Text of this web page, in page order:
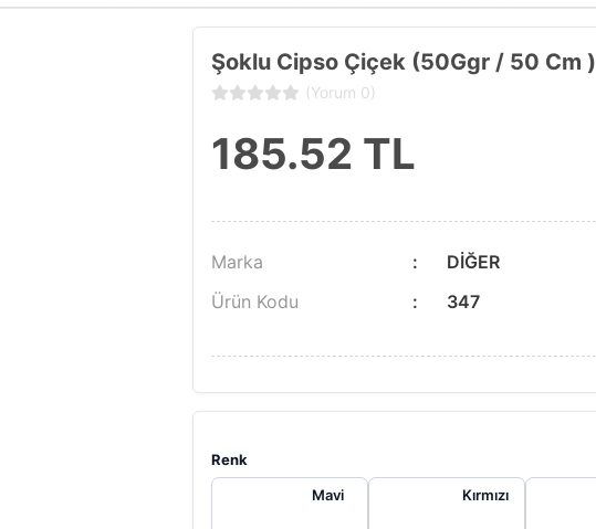
Şoklu Cipso Çiçek (50Ggr / 50 Cm )
(Yorum 0)
185.52 TL
Marka
DİĞER
Ürün Kodu
347
Renk
Mavi
Kırmızı